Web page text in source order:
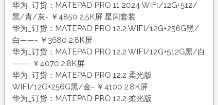
华为_订货：MATEPAD PRO 11 2024 WIFI/12G+512/
黑/青/灰- ￥4850 2.5K屏 星闪套装
华为_订货：MATEPAD PRO 12.2 WIFI/12G+256G黑/
白——- ￥3680 2.8K屏
华为_订货：MATEPAD PRO 12.2 WIFI/12G+512G黑/白
——- ￥4070 2.8K屏
华为_订货：MATEPAD PRO 12.2 柔光版
WIFI/12G+256G黑/金- ￥4100 2.8K屏
华为_订货：MATEPAD PRO 12.2 柔光版